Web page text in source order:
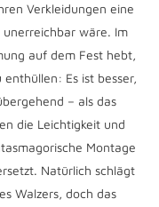
Verkleidungen eine
wäre. Im
auf dem Fest hebt,
enthüllen: Es ist besser,
– als das
die Leichtigkeit und
Montage
Natürlich schlägt
Walzers, doch das